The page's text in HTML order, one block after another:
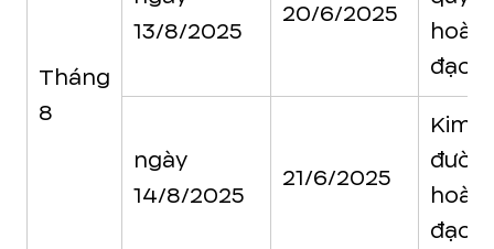
Tháng
8
13/8/2025
20/6/2025
đạo
ngày
14/8/2025
21/6/2025
Kim
đạo